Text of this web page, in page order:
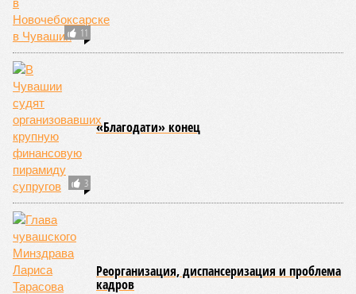
11
3
«Благодати» конец
Реорганизация, диспансеризация и проблема
кадров